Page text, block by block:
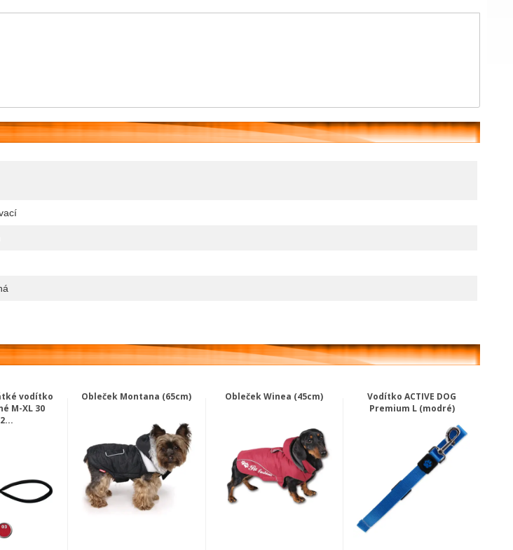
vodítko
M-XL 30
Obleček Montana (65cm) Obleček Winea (45cm)
Vodítko ACTIVE DOG
Premium L (modré)